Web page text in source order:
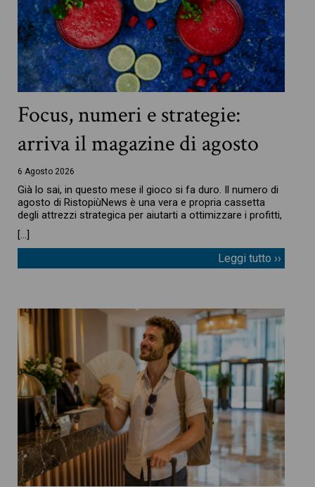
Focus, numeri e strategie:
arriva il magazine di agosto
6 Agosto 2026
Già lo sai, in questo mese il gioco si fa duro. Il numero di
agosto di RistopiùNews è una vera e propria cassetta
degli attrezzi strategica per aiutarti a ottimizzare i profitti,
[…]
Leggi tutto ››